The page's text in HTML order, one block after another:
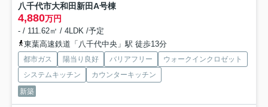
八千代市大和田新田A号棟
4,880万円
- / 111.62㎡ / 4LDK /予定
東葉高速鉄道「八千代中央」駅 徒歩13分
都市ガス 陽当り良好 バリアフリー
ウォークインクロゼット
システムキッチン
カウンターキッチン
新築